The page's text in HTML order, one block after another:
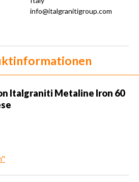
info@italgranitigroup.com
Italgraniti Metaline Iron 60